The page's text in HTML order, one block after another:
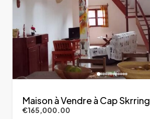
Maison à Vendre à Cap Skrring
€165,000.00